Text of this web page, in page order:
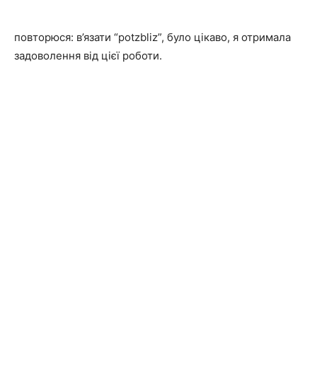
повторюся: в’язати “potzbliz”, було цікаво, я отримала
задоволення від цієї роботи.